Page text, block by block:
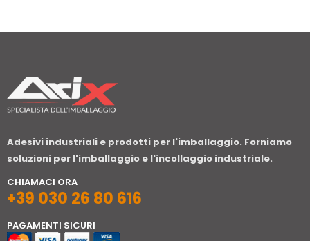
Adesivi industriali e prodotti per l'imballaggio. Forniamo
soluzioni per l'imballaggio e l'incollaggio industriale.
CHIAMACI ORA
+39 030 26 80 616
PAGAMENTI SICURI